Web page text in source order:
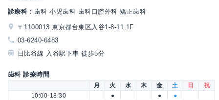
診療科： 歯科 小児歯科 歯科口腔外科 矯正歯科
〒1100013 東京都台東区入谷1-8-11 1F
03-6240-6483
日比谷線 入谷駅下車 徒歩5分
歯科 診療時間
月 火 水 木 金 土 日
祝
10:00-18:30
● ● ●